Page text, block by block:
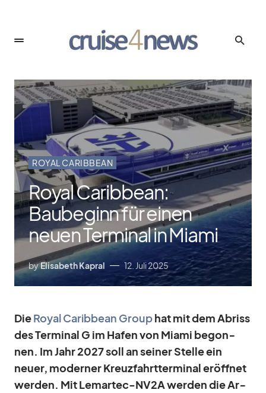
ROYAL CARIBBEAN
Royal Caribbean:
Baubeginn für einen
neuen Terminal in Miami
byElisabeth Kapral 12. Juli 2025
DieRoyal Ca­rib­bean Grouphat mit dem Ab­riss
des Ter­mi­nal G im Ha­fen von Mi­ami be­gon­
nen. Im Jahr 2027 soll an sei­ner Stelle ein
neuer, mo­der­ner Kreuz­fahrt­ter­mi­nal er­öff­net
wer­den. Mit Le­mar­tec-NV2A wer­den die Ar­